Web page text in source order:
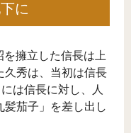
に
擁立した信長は上
久秀は、当初は信長
は信長に対し、人
髪茄子」を差し出し